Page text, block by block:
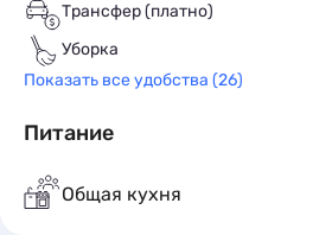
Трансфер (платно)
Уборка
Показать все удобства (26)
Питание
Общая кухня